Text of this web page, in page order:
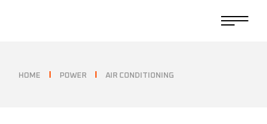
HOME POWER AIR CONDITIONING